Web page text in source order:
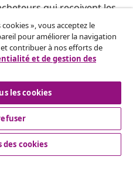
qui reçoivent les
saisonnières et
», vous acceptez le
pour améliorer la navigation
contribuer à nos efforts de
et de gestion des
les cookies
des cookies